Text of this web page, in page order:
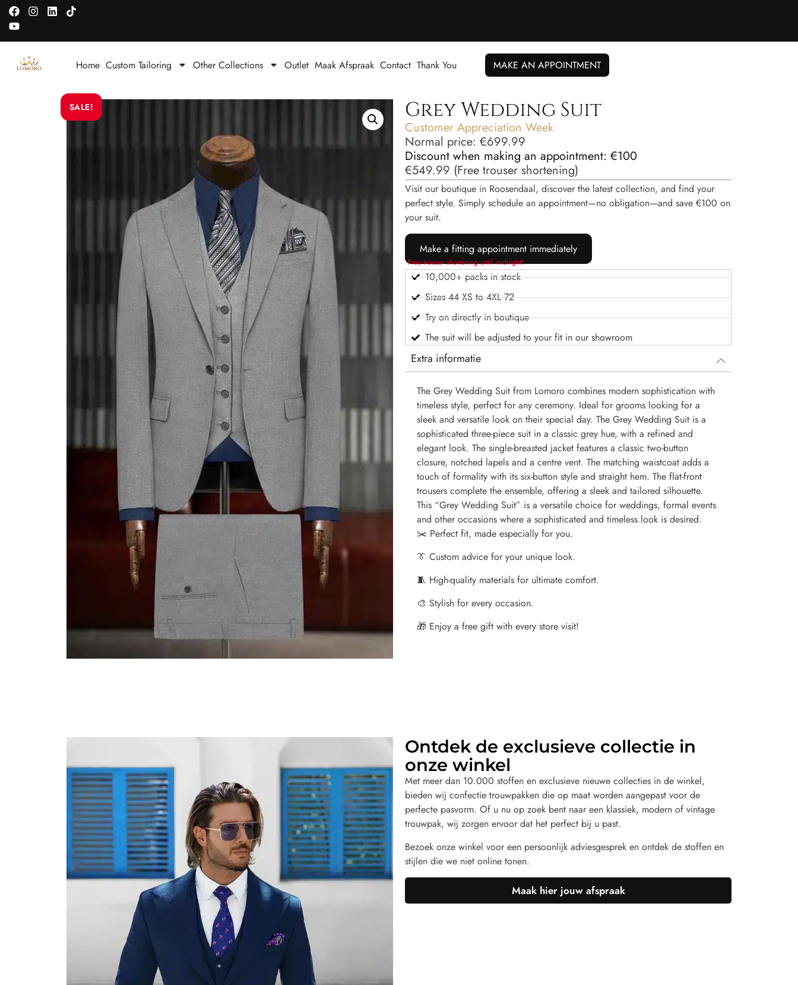
Home Custom Tailoring Other Collections Outlet Maak Afspraak Contact Thank You MAKE AN APPOINTMENT
SALE! Grey Wedding Suit
Customer Appreciation Week
Normal price: €699.99
Discount when making an appointment: €100
€549.99 (Free trouser shortening)
Visit our boutique in Roosendaal, discover the latest collection, and find your
perfect style. Simply schedule an appointment—no obligation—and save €100 on
your suit.
Make a fitting appointment immediately
Free trouser shortening until midnight!
10,000+ packs in stock
Sizes 44 XS to 4XL 72
Try on directly in boutique
The suit will be adjusted to your fit in our showroom
Extra informatie
The Grey Wedding Suit from Lomoro combines modern sophistication with
timeless style, perfect for any ceremony. Ideal for grooms looking for a
sleek and versatile look on their special day. The Grey Wedding Suit is a
sophisticated three-piece suit in a classic grey hue, with a refined and
elegant look. The single-breasted jacket features a classic two-button
closure, notched lapels and a centre vent. The matching waistcoat adds a
touch of formality with its six-button style and straight hem. The flat-front
trousers complete the ensemble, offering a sleek and tailored silhouette.
This “Grey Wedding Suit” is a versatile choice for weddings, formal events
and other occasions where a sophisticated and timeless look is desired.
✂️ Perfect fit, made especially for you.
👔 Custom advice for your unique look.
🧵 High-quality materials for ultimate comfort.
🎨 Stylish for every occasion.
🎁 Enjoy a free gift with every store visit!
Ontdek de exclusieve collectie in
onze winkel
Met meer dan 10.000 stoffen en exclusieve nieuwe collecties in de winkel,
bieden wij confectie trouwpakken die op maat worden aangepast voor de
perfecte pasvorm. Of u nu op zoek bent naar een klassiek, modern of vintage
trouwpak, wij zorgen ervoor dat het perfect bij u past.
Bezoek onze winkel voor een persoonlijk adviesgesprek en ontdek de stoffen en
stijlen die we niet online tonen.
Maak hier jouw afspraak